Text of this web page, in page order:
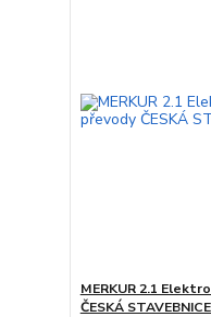
MERKUR 2.1
ČESKÁ